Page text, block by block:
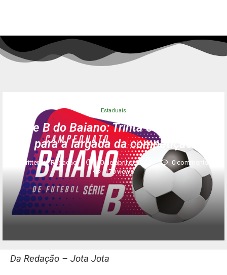
Estaduais
Série B do Baiano: Trinta e quatro dias
para a largada da competição
written byRedação 10 de abril de 2023
0 comments
170views
Da Redação – Jota Jota